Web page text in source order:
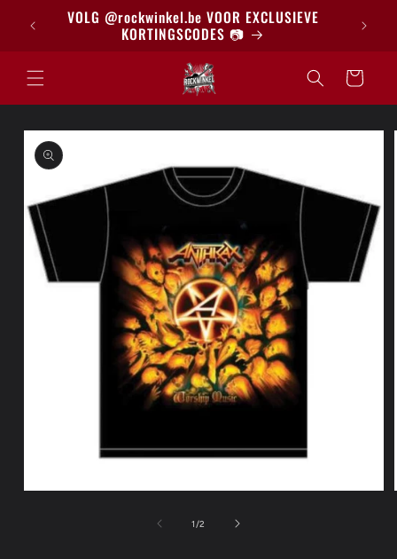
naar deVOLG @rockwinkel.be VOOR EXCLUSIEVE
KORTINGSCODES 📷
Winkelwagen
direct naar
1 /van
2